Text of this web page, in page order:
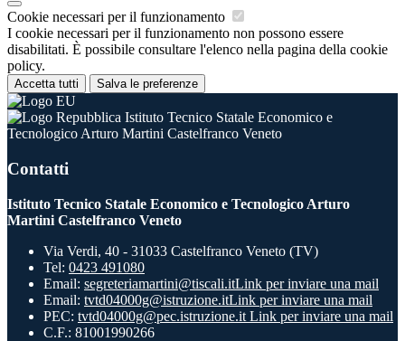
Cookie necessari per il funzionamento
I cookie necessari per il funzionamento non possono essere
disabilitati. È possibile consultare l'elenco nella pagina della cookie
policy.
Accetta tutti Salva le preferenze
Istituto Tecnico Statale Economico e
Tecnologico Arturo Martini Castelfranco Veneto
Contatti
Istituto Tecnico Statale Economico e Tecnologico Arturo
Martini Castelfranco Veneto
Via Verdi, 40 - 31033 Castelfranco Veneto (TV)
Tel: 0423 491080
Email: segreteriamartini@tiscali.itLink per inviare una mail
Email: tvtd04000g@istruzione.itLink per inviare una mail
PEC: tvtd04000g@pec.istruzione.it Link per inviare una mail
C.F.: 81001990266